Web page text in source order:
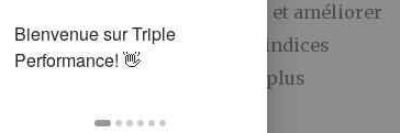
les équilibres écologiques et améliorer
comme un ensemble d’indices
des choix d’aménagement plus